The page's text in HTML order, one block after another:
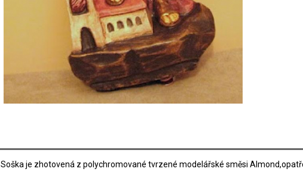
Soška je zhotovená z polychromované tvrzené modelářské směsi